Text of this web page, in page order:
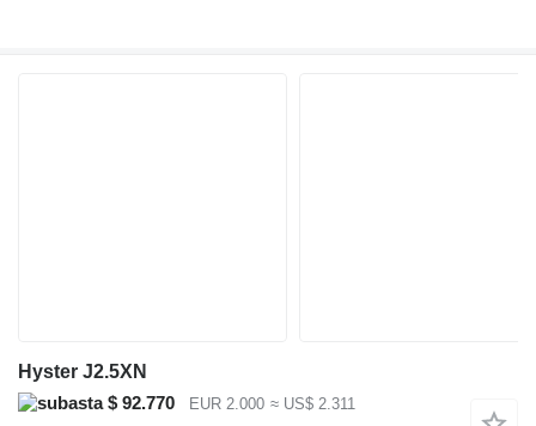
Hyster J2.5XN
$ 92.770
EUR 2.000 ≈ US$ 2.311